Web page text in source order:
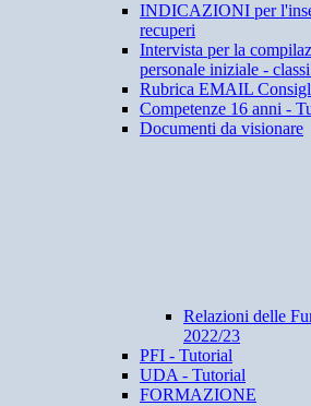
INDICAZIONI per
recuperi
Intervista per la
personale iniziale -
Rubrica EMAIL
Competenze 16 anni -
Documenti da visionare
Relazioni delle
2022/23
PFI - Tutorial
UDA - Tutorial
FORMAZIONE